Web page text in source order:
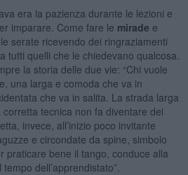
era la pazienza durante le lezioni e
imparare. Come fare le mirade e
serate ricevendo dei ringraziamenti
tutti quelli che le chiedevano qualcosa.
la storia delle due vie: “Chi vuole
una larga e comoda che va in
che va in salita. La strada larga
tecnica non fa diventare dei
invece, all’inizio poco invitante
e circondate da spine, simbolo
praticare bene il tango, conduce alla
dell’apprendistato”.